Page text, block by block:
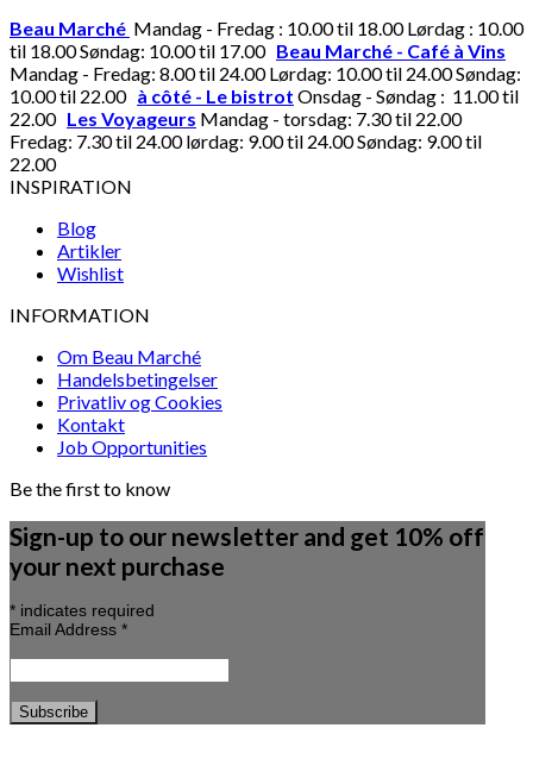
Beau Marché Mandag - Fredag : 10.00 til 18.00 Lørdag : 10.00
til 18.00 Søndag: 10.00 til 17.00 Beau Marché - Café à Vins
Mandag - Fredag: 8.00 til 24.00 Lørdag: 10.00 til 24.00 Søndag:
10.00 til 22.00 à côté - Le bistrot Onsdag - Søndag : 11.00 til
22.00 Les Voyageurs Mandag - torsdag: 7.30 til 22.00
Fredag: 7.30 til 24.00 lørdag: 9.00 til 24.00 Søndag: 9.00 til
22.00
INSPIRATION
Blog
Artikler
Wishlist
INFORMATION
Om Beau Marché
Handelsbetingelser
Privatliv og Cookies
Kontakt
Job Opportunities
Be the first to know
Sign-up to our newsletter and get 10% off
your next purchase
* indicates required
Email Address *